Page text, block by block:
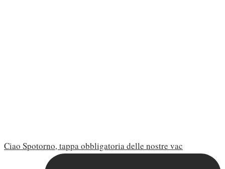
Ciao Spotorno, tappa obbligatoria delle nostre vac